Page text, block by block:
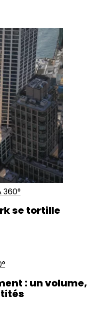
360°
se tortille
: un volume,